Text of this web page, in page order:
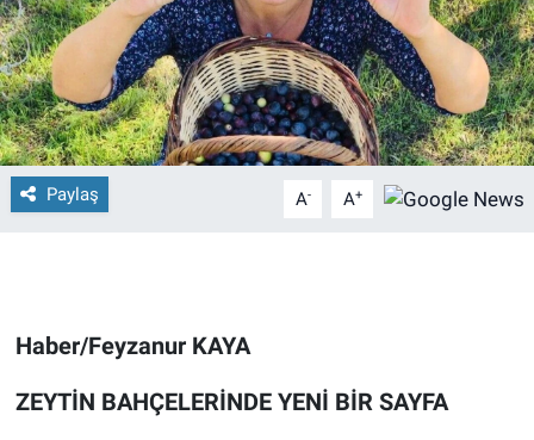
Paylaş A- A+
Haber/Feyzanur KAYA
ZEYTİN BAHÇELERİNDE YENİ BİR SAYFA